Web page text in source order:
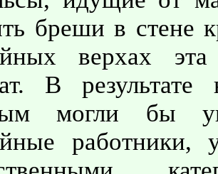
бреши в стене
верхах
В
могли бы
работники,